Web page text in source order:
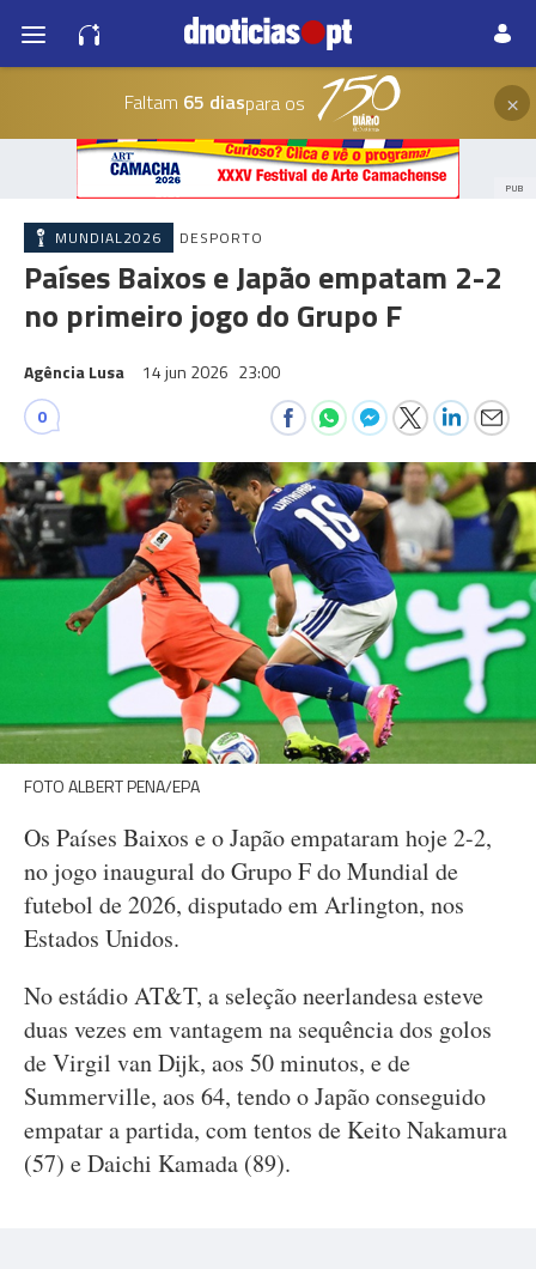
Faltam 65 diaspara os ×
PUB
MUNDIAL2026 DESPORTO
Países Baixos e Japão empatam 2-2
no primeiro jogo do Grupo F
Agência Lusa 14 jun 2026 23:00
0
FOTO ALBERT PENA/EPA
Os Países Baixos e o Japão empataram hoje 2-2,
no jogo inaugural do Grupo F do Mundial de
futebol de 2026, disputado em Arlington, nos
Estados Unidos.
No estádio AT&T, a seleção neerlandesa esteve
duas vezes em vantagem na sequência dos golos
de Virgil van Dijk, aos 50 minutos, e de
Summerville, aos 64, tendo o Japão conseguido
empatar a partida, com tentos de Keito Nakamura
(57) e Daichi Kamada (89).